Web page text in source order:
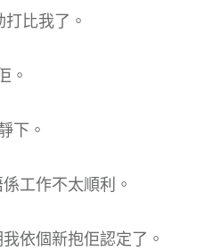
比我了。
。
下。
工作不太順利。
依個新抱佢認定了。